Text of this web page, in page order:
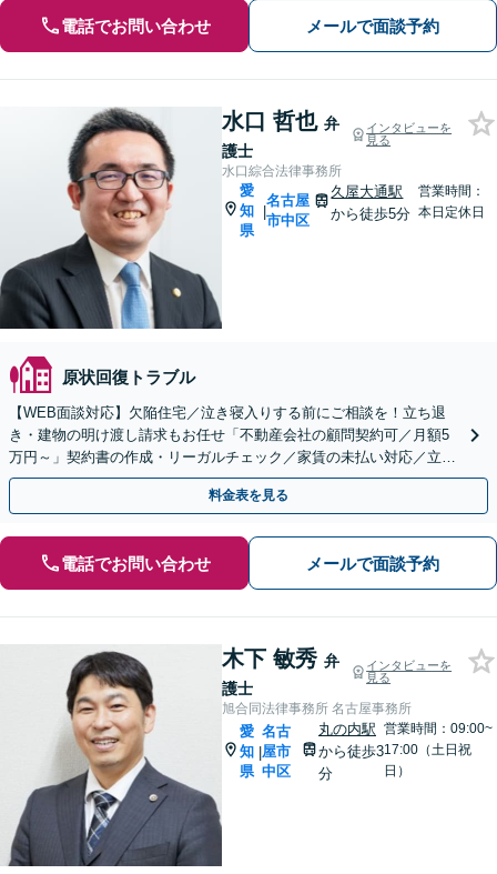
電話でお問い合わせ メールで面談予約
水口 哲也 弁
護士
インタビューを
見る
水口綜合法律事務所
愛
知
県
|
名古屋
市中区
久屋大通駅
から徒歩5分
営業時間：
本日定休日
原状回復トラブル
【WEB面談対応】欠陥住宅／泣き寝入りする前にご相談を！立ち退
き・建物の明け渡し請求もお任せ「不動産会社の顧問契約可／月額5
万円～」契約書の作成・リーガルチェック／家賃の未払い対応／立退
料の増額対応など【休日・夜間相談可】
料金表を見る
電話でお問い合わせ メールで面談予約
木下 敏秀 弁
護士
インタビューを
見る
旭合同法律事務所 名古屋事務所
愛
知
県
|
名古
屋市
中区
丸の内駅
から徒歩3
分
営業時間：09:00~
17:00（土日祝
日）